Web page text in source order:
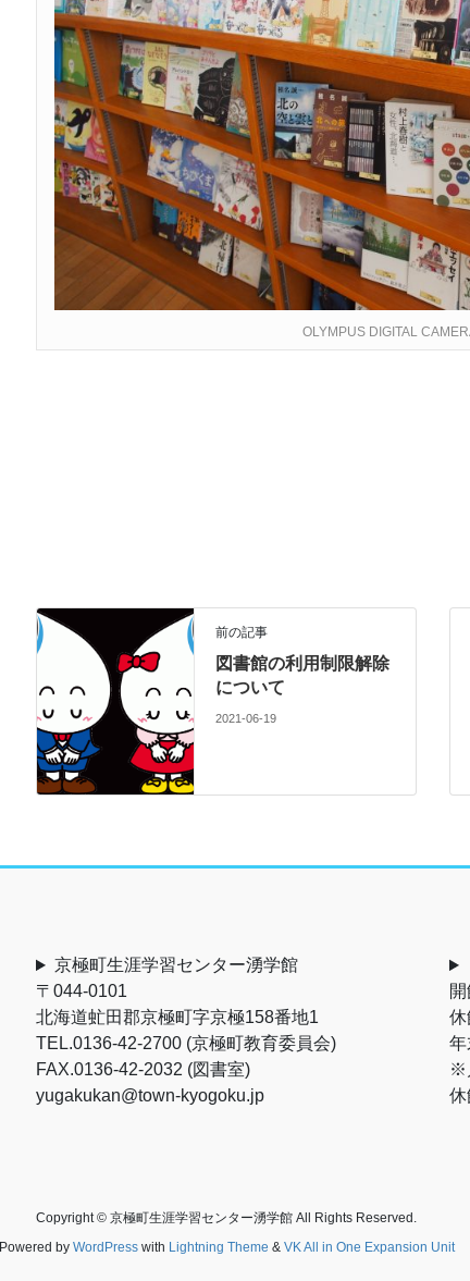
OLYMPUS DIGITAL
前の記事
図書館の利用制限解除
について
2021-06-19
京極町生涯学習センター湧学館
〒044-0101
北海道虻田郡京極町字京極158番地1
TEL.0136-42-2700 (京極町教育委員会)
FAX.0136-42-2032 (図書室)
yugakukan@town-kyogoku.jp
休
年
※
休
Copyright © 京極町生涯学習センター湧学館 All Rights Reserved.
Powered by WordPresswith Lightning Theme & VK All in One Expansion Unit